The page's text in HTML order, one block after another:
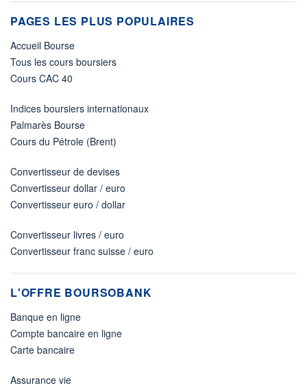
PAGES LES PLUS POPULAIRES
Accueil Bourse
Tous les cours boursiers
Cours CAC 40
Indices boursiers internationaux
Palmarès Bourse
Cours du Pétrole (Brent)
Convertisseur de devises
Convertisseur dollar / euro
Convertisseur euro / dollar
Convertisseur livres / euro
Convertisseur franc suisse / euro
L'OFFRE BOURSOBANK
Banque en ligne
Compte bancaire en ligne
Carte bancaire
Assurance vie